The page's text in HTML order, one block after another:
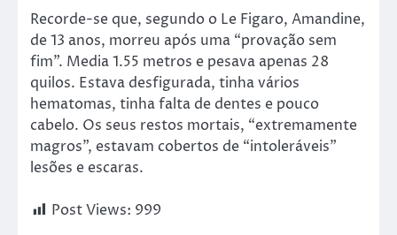
Recorde-se que, segundo o Le Figaro, Amandine,
de 13 anos, morreu após uma “provação sem
fim”. Media 1.55 metros e pesava apenas 28
quilos. Estava desfigurada, tinha vários
hematomas, tinha falta de dentes e pouco
cabelo. Os seus restos mortais, “extremamente
magros”, estavam cobertos de “intoleráveis”
lesões e escaras.
Post Views: 999